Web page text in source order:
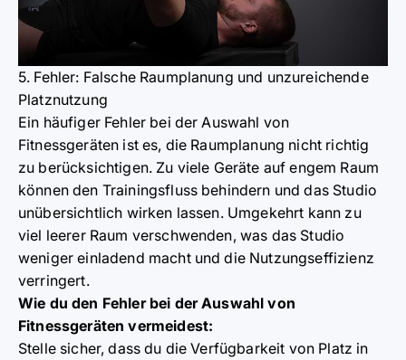
5. Fehler: Falsche Raumplanung und unzureichende
Platznutzung
Ein häufiger Fehler bei der Auswahl von
Fitnessgeräten ist es, die Raumplanung nicht richtig
zu berücksichtigen. Zu viele Geräte auf engem Raum
können den Trainingsfluss behindern und das Studio
unübersichtlich wirken lassen. Umgekehrt kann zu
viel leerer Raum verschwenden, was das Studio
weniger einladend macht und die Nutzungseffizienz
verringert.
Wie du den Fehler bei der Auswahl von
Fitnessgeräten vermeidest:
Stelle sicher, dass du die Verfügbarkeit von Platz in